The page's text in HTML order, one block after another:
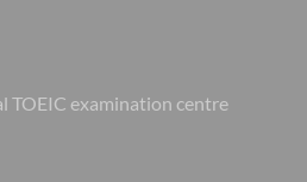
TOEIC examination centre